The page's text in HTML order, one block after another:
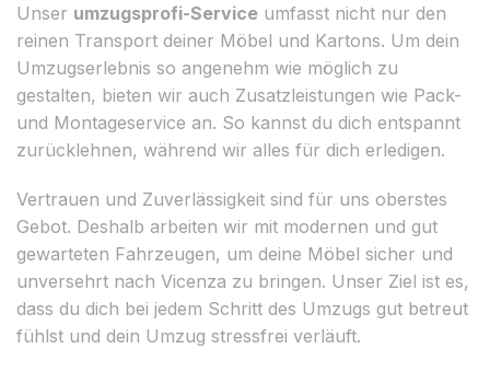
Unser umzugsprofi-Service umfasst nicht nur den
reinen Transport deiner Möbel und Kartons. Um dein
Umzugserlebnis so angenehm wie möglich zu
gestalten, bieten wir auch Zusatzleistungen wie Pack-
und Montageservice an. So kannst du dich entspannt
zurücklehnen, während wir alles für dich erledigen.
Vertrauen und Zuverlässigkeit sind für uns oberstes
Gebot. Deshalb arbeiten wir mit modernen und gut
gewarteten Fahrzeugen, um deine Möbel sicher und
unversehrt nach Vicenza zu bringen. Unser Ziel ist es,
dass du dich bei jedem Schritt des Umzugs gut betreut
fühlst und dein Umzug stressfrei verläuft.